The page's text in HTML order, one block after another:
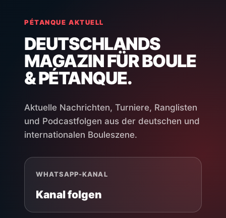
PÉTANQUE AKTUELL
DEUTSCHLANDS
MAGAZIN FÜR BOULE
& PÉTANQUE.
Aktuelle Nachrichten, Turniere, Ranglisten
und Podcastfolgen aus der deutschen und
internationalen Bouleszene.
WHATSAPP-KANAL
Kanal folgen